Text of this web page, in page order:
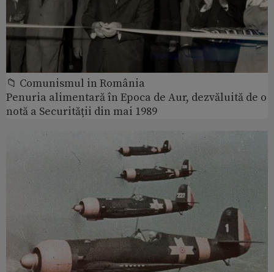
📁 Comunismul in România
Penuria alimentară în Epoca de Aur, dezvăluită de o
notă a Securității din mai 1989